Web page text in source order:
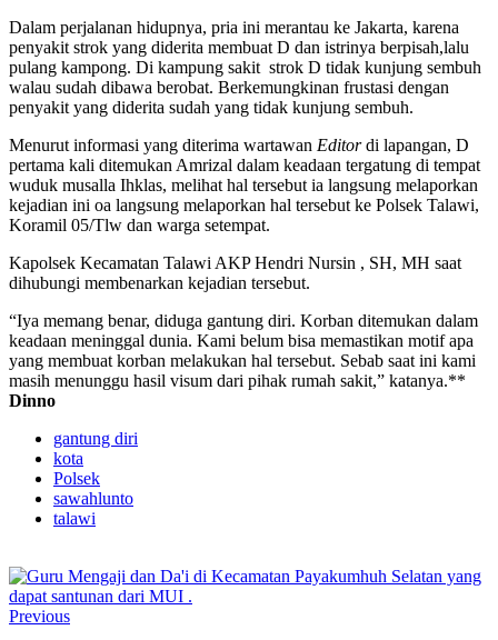
Dalam perjalanan hidupnya, pria ini merantau ke Jakarta, karena
penyakit strok yang diderita membuat D dan istrinya berpisah,lalu
pulang kampong. Di kampung sakit strok D tidak kunjung sembuh
walau sudah dibawa berobat. Berkemungkinan frustasi dengan
penyakit yang diderita sudah yang tidak kunjung sembuh.
Menurut informasi yang diterima wartawan Editordi lapangan, D
pertama kali ditemukan Amrizal dalam keadaan tergatung di tempat
wuduk musalla Ihklas, melihat hal tersebut ia langsung melaporkan
kejadian ini oa langsung melaporkan hal tersebut ke Polsek Talawi,
Koramil 05/Tlw dan warga setempat.
Kapolsek Kecamatan Talawi AKP Hendri Nursin , SH, MH saat
dihubungi membenarkan kejadian tersebut.
“Iya memang benar, diduga gantung diri. Korban ditemukan dalam
keadaan meninggal dunia. Kami belum bisa memastikan motif apa
yang membuat korban melakukan hal tersebut. Sebab saat ini kami
masih menunggu hasil visum dari pihak rumah sakit,” katanya.**
Dinno
gantung diri
kota
Polsek
sawahlunto
talawi
Previous